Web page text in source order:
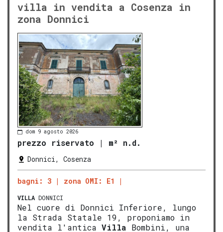
villa in vendita a Cosenza in
zona Donnici
dom 9 agosto 2026
prezzo riservato | m² n.d.
Donnici, Cosenza
bagni: 3 zona OMI: E1
VILLA DONNICI
Nel cuore di Donnici Inferiore, lungo
la Strada Statale 19, proponiamo in
vendita l'antica Villa Bombini, una